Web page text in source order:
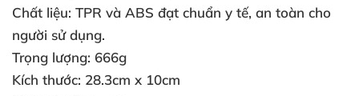
Chất liệu: TPR và ABS đạt chuẩn y tế, an toàn cho
người sử dụng.
Trọng lượng: 666g
Kích thước: 28.3cm x 10cm